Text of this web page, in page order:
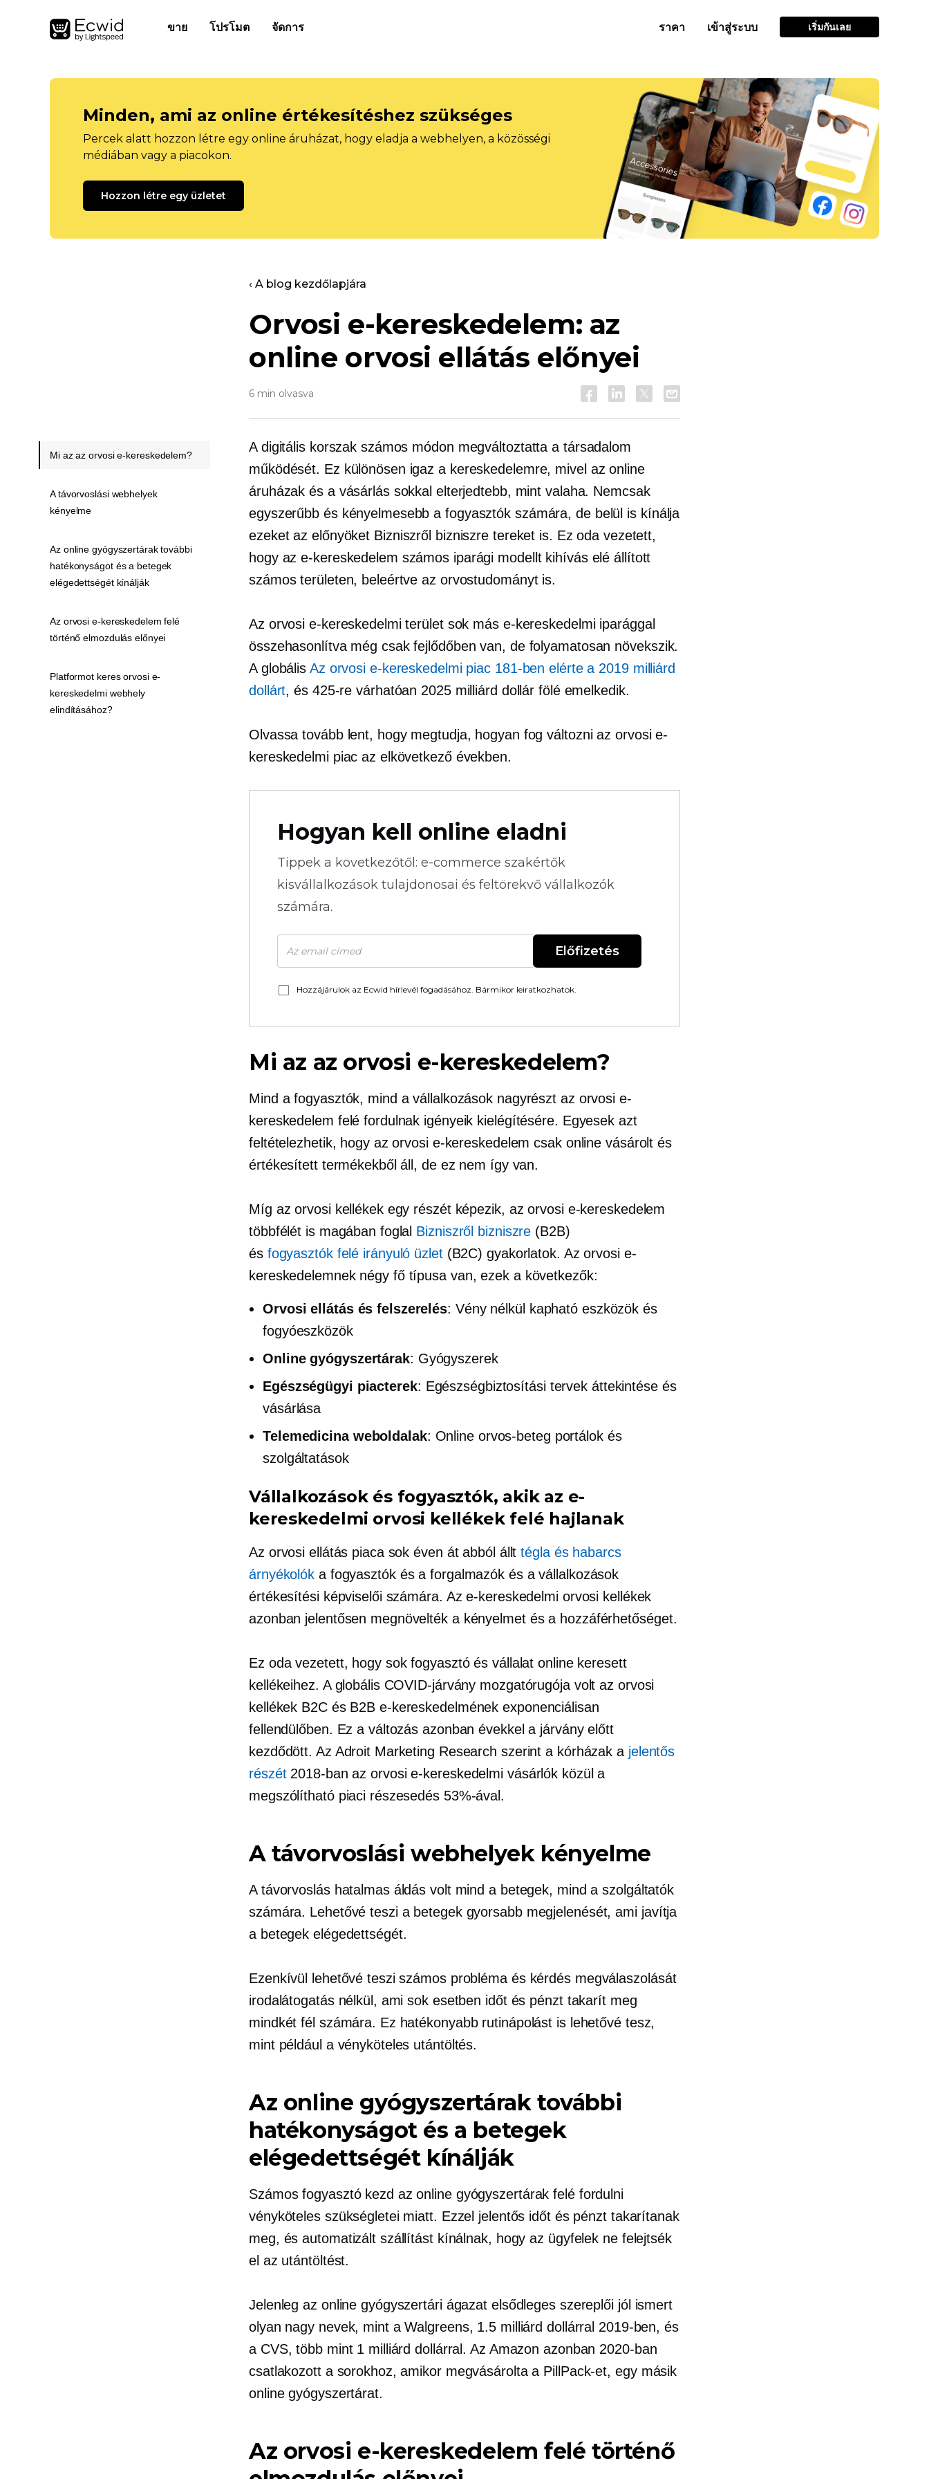
ขาย โปรโมต จัดการ ราคา เข้าสู่ระบบ เริ่มกันเลย
Minden, ami az online értékesítéshez szükséges
Percek alatt hozzon létre egy online áruházat, hogy eladja a webhelyen, a közösségi
médiában vagy a piacokon.
Hozzon létre egy üzletet
‹ A blog kezdőlapjára
Orvosi e-kereskedelem: az
online orvosi ellátás előnyei
6 min olvasva
A digitális korszak számos módon megváltoztatta a társadalom
működését. Ez különösen igaz a kereskedelemre, mivel az online
áruházak és a vásárlás sokkal elterjedtebb, mint valaha. Nemcsak
egyszerűbb és kényelmesebb a fogyasztók számára, de belül is kínálja
ezeket az előnyöket Bizniszről bizniszre tereket is. Ez oda vezetett,
hogy az e-kereskedelem számos iparági modellt kihívás elé állított
számos területen, beleértve az orvostudományt is.
Az orvosi e-kereskedelmi terület sok más e-kereskedelmi iparággal
összehasonlítva még csak fejlődőben van, de folyamatosan növekszik.
A globális Az orvosi e-kereskedelmi piac 181-ben elérte a 2019 milliárd
dollárt, és 425-re várhatóan 2025 milliárd dollár fölé emelkedik.
Olvassa tovább lent, hogy megtudja, hogyan fog változni az orvosi e-
kereskedelmi piac az elkövetkező években.
Hogyan kell online eladni
Tippek a következőtől: e-commerce szakértők
kisvállalkozások tulajdonosai és feltörekvő vállalkozók
számára.
Előfizetés
Hozzájárulok az Ecwid hírlevél fogadásához. Bármikor leiratkozhatok.
Mi az az orvosi e-kereskedelem?
Mind a fogyasztók, mind a vállalkozások nagyrészt az orvosi e-
kereskedelem felé fordulnak igényeik kielégítésére. Egyesek azt
feltételezhetik, hogy az orvosi e-kereskedelem csak online vásárolt és
értékesített termékekből áll, de ez nem így van.
Míg az orvosi kellékek egy részét képezik, az orvosi e-kereskedelem
többfélét is magában foglal Bizniszről bizniszre (B2B)
és fogyasztók felé irányuló üzlet(B2C) gyakorlatok. Az orvosi e-
kereskedelemnek négy fő típusa van, ezek a következők:
Orvosi ellátás és felszerelés: Vény nélkül kapható eszközök és
fogyóeszközök
Online gyógyszertárak: Gyógyszerek
Egészségügyi piacterek: Egészségbiztosítási tervek áttekintése és
vásárlása
Telemedicina weboldalak: Online orvos-beteg portálok és
szolgáltatások
Vállalkozások és fogyasztók, akik az e-
kereskedelmi orvosi kellékek felé hajlanak
Az orvosi ellátás piaca sok éven át abból állttégla és habarcs
árnyékolók a fogyasztók és a forgalmazók és a vállalkozások
értékesítési képviselői számára. Az e-kereskedelmi orvosi kellékek
azonban jelentősen megnövelték a kényelmet és a hozzáférhetőséget.
Ez oda vezetett, hogy sok fogyasztó és vállalat online keresett
kellékeihez. A globális COVID-járvány mozgatórugója volt az orvosi
kellékek B2C és B2B e-kereskedelmének exponenciálisan
fellendülőben. Ez a változás azonban évekkel a járvány előtt
kezdődött. Az Adroit Marketing Research szerint a kórházak a jelentős
részét2018-ban az orvosi e-kereskedelmi vásárlók közül a
megszólítható piaci részesedés 53%-ával.
A távorvoslási webhelyek kényelme
A távorvoslás hatalmas áldás volt mind a betegek, mind a szolgáltatók
számára. Lehetővé teszi a betegek gyorsabb megjelenését, ami javítja
a betegek elégedettségét.
Ezenkívül lehetővé teszi számos probléma és kérdés megválaszolását
irodalátogatás nélkül, ami sok esetben időt és pénzt takarít meg
mindkét fél számára. Ez hatékonyabb rutinápolást is lehetővé tesz,
mint például a vényköteles utántöltés.
Az online gyógyszertárak további
hatékonyságot és a betegek
elégedettségét kínálják
Számos fogyasztó kezd az online gyógyszertárak felé fordulni
vényköteles szükségletei miatt. Ezzel jelentős időt és pénzt takarítanak
meg, és automatizált szállítást kínálnak, hogy az ügyfelek ne felejtsék
el az utántöltést.
Jelenleg az online gyógyszertári ágazat elsődleges szereplői jól ismert
olyan nagy nevek, mint a Walgreens, 1.5 milliárd dollárral 2019-ben, és
a CVS, több mint 1 milliárd dollárral. Az Amazon azonban 2020-ban
csatlakozott a sorokhoz, amikor megvásárolta a PillPack-et, egy másik
online gyógyszertárat.
Az orvosi e-kereskedelem felé történő
Mi az az orvosi e-kereskedelem?
A távorvoslási webhelyek
kényelme
Az online gyógyszertárak további
hatékonyságot és a betegek
elégedettségét kínálják
Az orvosi e-kereskedelem felé
történő elmozdulás előnyei
Platformot keres orvosi e-
kereskedelmi webhely
elindításához?